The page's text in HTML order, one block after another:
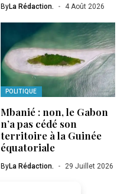
ByLa Rédaction. 4 Août 2026
POLITIQUE
Mbanié : non, le Gabon
n’a pas cédé son
territoire à la Guinée
équatoriale
ByLa Rédaction. 29 Juillet 2026